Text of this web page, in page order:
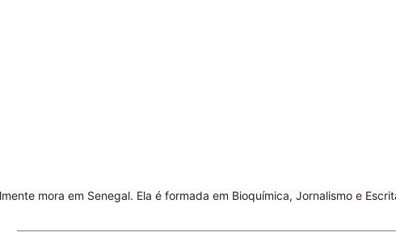
mora em Senegal. Ela é formada em Bioquímica, Jornalismo e